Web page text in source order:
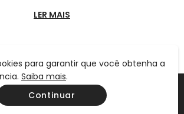
pelo consumidor, no caso de alteração
a eventual término dos estoques. As
roupas e acessórios são meramente
dos produtos podem sofrer variações devido
vídeo de seu equipamento (monitor, celular,
LER MAIS
Fascar Ltda | CNPJ: 61.110.870/0001-08 | IE
Frei Caneca, 553 - Consolação - SP - CEP 01307-001
para garantir que você obtenha a
Saiba mais.
Continuar